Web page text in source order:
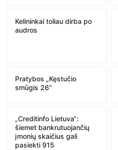
Kelininkai toliau dirba po
audros
Pratybos „Kęstučio
smūgis 26“
„Creditinfo Lietuva“:
šiemet bankrutuojančių
įmonių skaičius gali
pasiekti 915